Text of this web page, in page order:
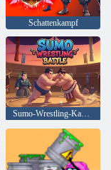
Schattenkampf
Sumo-Wrestling-Kampf